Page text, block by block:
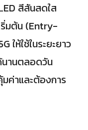
สีสันสดใส
ริ่มต้น (Entry-
ให้ใช้ในระยะยาว
นานตลอดวัน
ค่าและต้องการ